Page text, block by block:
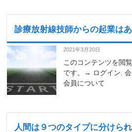
診療放射線技師からの起業は
2021年3月20日
このコンテンツを閲
です。→ ログイン.
会員について
人間は９つのタイプに分けら